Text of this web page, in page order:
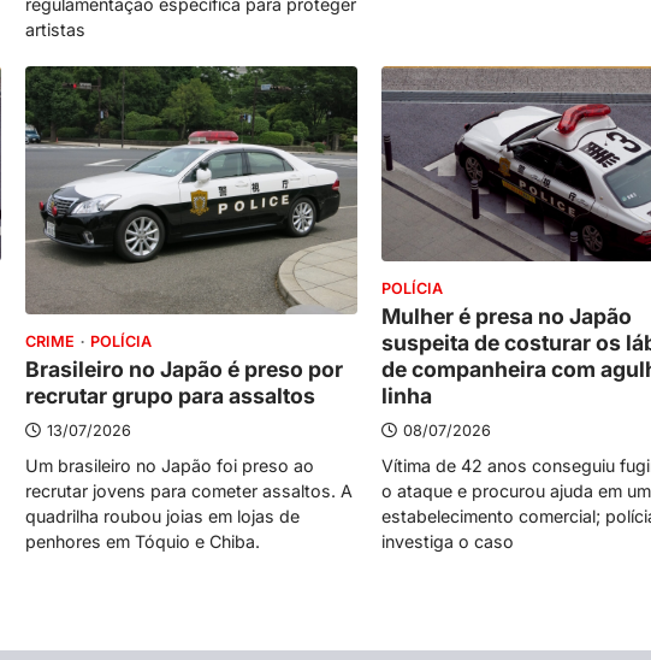
artistas
CRIME POLÍCIA
Brasileiro no Japão é preso por
recrutar grupo para assaltos
13/07/2026
Um brasileiro no Japão foi preso ao
recrutar jovens para cometer assaltos. A
quadrilha roubou joias em lojas de
penhores em Tóquio e Chiba.
POLÍCIA
Mulher é presa no Japão
suspeita de costurar os
de companheira com
linha
08/07/2026
Vítima de 42 anos conseguiu
o ataque e procurou ajuda em um
estabelecimento comercial;
investiga o caso